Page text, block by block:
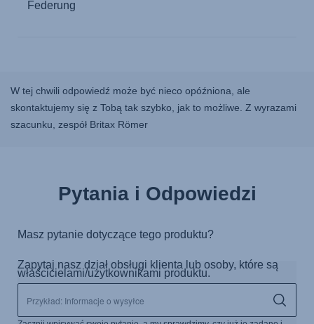
W tej chwili odpowiedź może być nieco opóźniona, ale
skontaktujemy się z Tobą tak szybko, jak to możliwe. Z wyrazami
szacunku, zespół Britax Römer
Pytania i Odpowiedzi